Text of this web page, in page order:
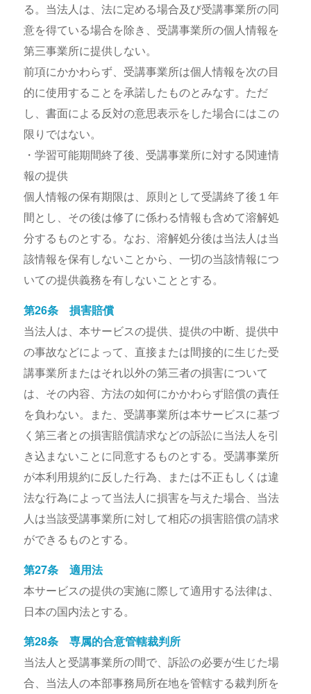
る。当法人は、法に定める場合及び受講事業所の同
意を得ている場合を除き、受講事業所の個人情報を
第三事業所に提供しない。
前項にかかわらず、受講事業所は個人情報を次の目
的に使用することを承諾したものとみなす。ただ
し、書面による反対の意思表示をした場合にはこの
限りではない。
・学習可能期間終了後、受講事業所に対する関連情
報の提供
個人情報の保有期限は、原則として受講終了後１年
間とし、その後は修了に係わる情報も含めて溶解処
分するものとする。なお、溶解処分後は当法人は当
該情報を保有しないことから、一切の当該情報につ
いての提供義務を有しないこととする。
第26条 損害賠償
当法人は、本サービスの提供、提供の中断、提供中
の事故などによって、直接または間接的に生じた受
講事業所またはそれ以外の第三者の損害について
は、その内容、方法の如何にかかわらず賠償の責任
を負わない。また、受講事業所は本サービスに基づ
く第三者との損害賠償請求などの訴訟に当法人を引
き込まないことに同意するものとする。受講事業所
が本利用規約に反した行為、または不正もしくは違
法な行為によって当法人に損害を与えた場合、当法
人は当該受講事業所に対して相応の損害賠償の請求
ができるものとする。
第27条 適用法
本サービスの提供の実施に際して適用する法律は、
日本の国内法とする。
第28条 専属的合意管轄裁判所
当法人と受講事業所の間で、訴訟の必要が生じた場
合、当法人の本部事務局所在地を管轄する裁判所を